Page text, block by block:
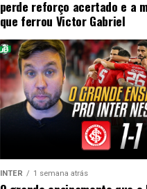
perde reforço acertado e a
que ferrou Victor Gabriel
INTER 1 semana atrás